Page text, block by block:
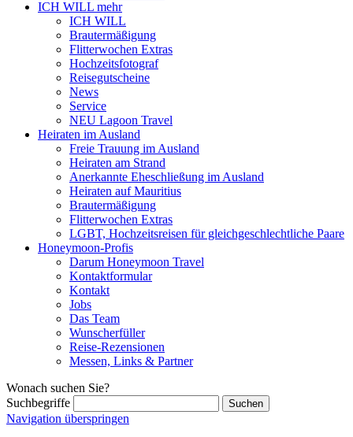
ICH WILL mehr
ICH WILL
Brautermäßigung
Flitterwochen Extras
Hochzeitsfotograf
Reisegutscheine
News
Service
NEU Lagoon Travel
Heiraten im Ausland
Freie Trauung im Ausland
Heiraten am Strand
Anerkannte Eheschließung im Ausland
Heiraten auf Mauritius
Brautermäßigung
Flitterwochen Extras
LGBT, Hochzeitsreisen für gleichgeschlechtliche Paare
Honeymoon-Profis
Darum Honeymoon Travel
Kontaktformular
Kontakt
Jobs
Das Team
Wunscherfüller
Reise-Rezensionen
Messen, Links & Partner
Wonach suchen Sie?
Suchbegriffe
Navigation überspringen